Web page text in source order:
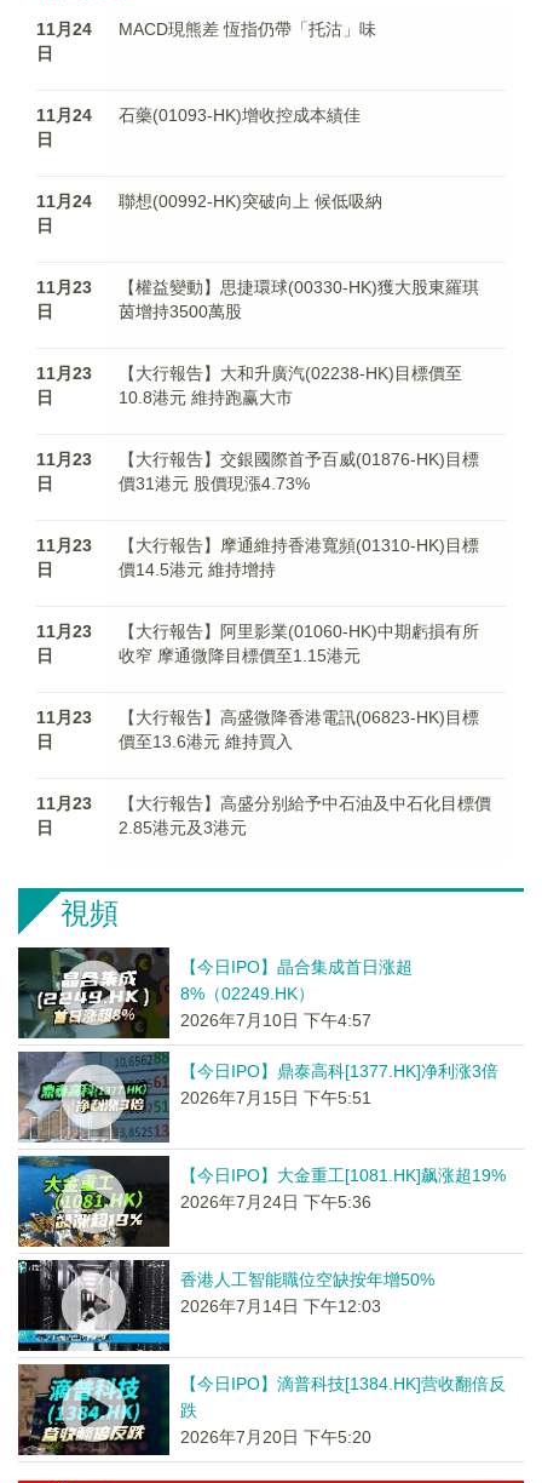
11月24
日
MACD現熊差 恆指仍帶「托沽」味
11月24
日
石藥(01093-HK)增收控成本績佳
11月24
日
聯想(00992-HK)突破向上 候低吸納
11月23
日
【權益變動】思捷環球(00330-HK)獲大股東羅琪
茵增持3500萬股
11月23
日
【大行報告】大和升廣汽(02238-HK)目標價至
10.8港元 維持跑赢大市
11月23
日
【大行報告】交銀國際首予百威(01876-HK)目標
價31港元 股價現漲4.73%
11月23
日
【大行報告】摩通維持香港寬頻(01310-HK)目標
價14.5港元 維持增持
11月23
日
【大行報告】阿里影業(01060-HK)中期虧損有所
收窄 摩通微降目標價至1.15港元
11月23
日
【大行報告】高盛微降香港電訊(06823-HK)目標
價至13.6港元 維持買入
11月23
日
【大行報告】高盛分别給予中石油及中石化目標價
2.85港元及3港元
視頻
【今日IPO】晶合集成首日涨超
8%（02249.HK）
2026年7月10日 下午4:57
【今日IPO】鼎泰高科[1377.HK]净利涨3倍
2026年7月15日 下午5:51
【今日IPO】大金重工[1081.HK]飙涨超19%
2026年7月24日 下午5:36
香港人工智能職位空缺按年增50%
2026年7月14日 下午12:03
【今日IPO】滴普科技[1384.HK]营收翻倍反
跌
2026年7月20日 下午5:20